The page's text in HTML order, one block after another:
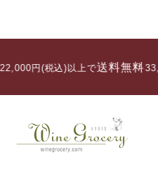
円(税込)以上で送料無料
/